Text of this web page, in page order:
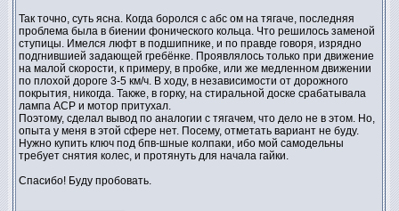
Так точно, суть ясна. Когда боролся с абс ом на тягаче, последняя
проблема была в биении фонического кольца. Что решилось заменой
ступицы. Имелся люфт в подшипнике, и по правде говоря, изрядно
подгнившией задающей гребёнке. Проявлялось только при движение
на малой скорости, к примеру, в пробке, или же медленном движении
по плохой дороге 3-5 км/ч. В ходу, в независимости от дорожного
покрытия, никогда. Также, в горку, на стиральной доске срабатывала
лампа АСР и мотор притухал.
Поэтому, сделал вывод по аналогии с тягачем, что дело не в этом. Но,
опыта у меня в этой сфере нет. Посему, отметать вариант не буду.
Нужно купить ключ под бпв-шные колпаки, ибо мой самодельны
требует снятия колес, и протянуть для начала гайки.
Спасибо! Буду пробовать.